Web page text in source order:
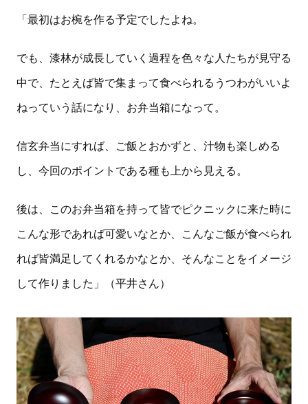
「最初はお椀を作る予定でしたよね。
でも、漆林が成長していく過程を色々な人たちが見守る
中で、たとえば皆で集まって食べられるうつわがいいよ
ねっていう話になり、お弁当箱になって。
信玄弁当にすれば、ご飯とおかずと、汁物も楽しめる
し、今回のポイントである種も上から見える。
後は、このお弁当箱を持って皆でピクニックに来た時に
こんな形であれば可愛いなとか、こんなご飯が食べられ
れば皆満足してくれるかなとか、そんなことをイメージ
して作りました」（平井さん）